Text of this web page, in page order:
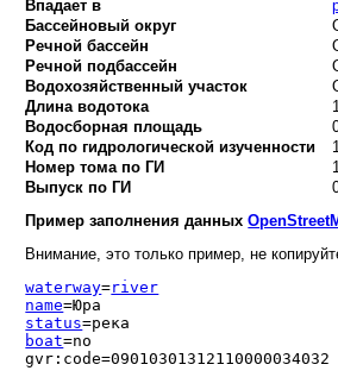
Впадает в
Бассейновый округ
Речной бассейн
Речной подбассейн
Водохозяйственный участок
Длина водотока
Водосборная площадь
Код по гидрологической изученности
Номер тома по ГИ
Выпуск по ГИ
Пример заполнения данных
Внимание, это только пример, не
waterway=river
name=Юра
status=река
boat=no
gvr:code=09010301312110000034032